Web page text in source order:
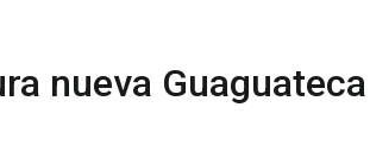
nueva Guaguateca